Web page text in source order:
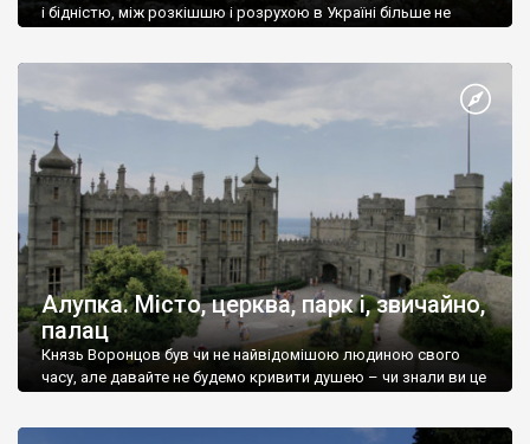
і бідністю, між розкішшю і розрухою в Україні більше не
Алупка. Місто, церква, парк і, звичайно,
палац
Князь Воронцов був чи не найвідомішою людиною свого
часу, але давайте не будемо кривити душею – чи знали ви це